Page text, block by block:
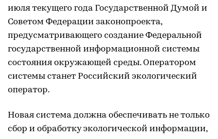
июля текущего года Государственной Думой и
Советом Федерации законопроекта,
предусматривающего создание Федеральной
государственной информационной системы
состояния окружающей среды. Оператором
системы станет Российский экологический
оператор.
Новая система должна обеспечивать не только
сбор и обработку экологической информации,